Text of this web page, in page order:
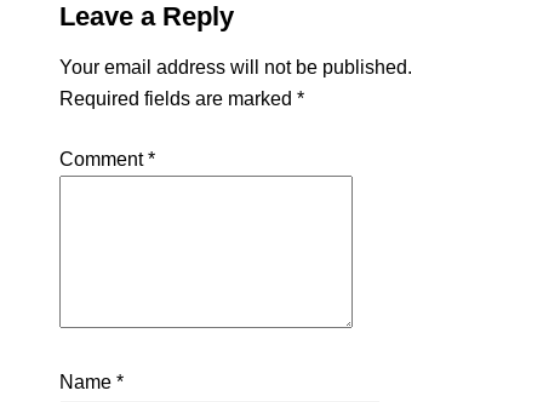
Leave a Reply
Your email address will not be published.
Required fields are marked *
Comment*
Name *